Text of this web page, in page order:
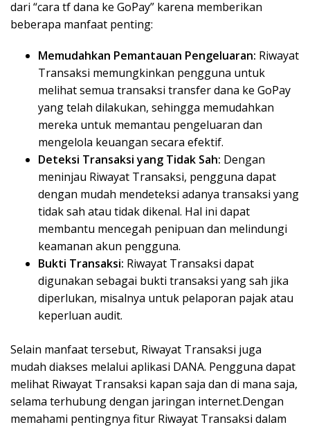
dari “cara tf dana ke GoPay” karena memberikan
beberapa manfaat penting:
Memudahkan Pemantauan Pengeluaran: Riwayat
Transaksi memungkinkan pengguna untuk
melihat semua transaksi transfer dana ke GoPay
yang telah dilakukan, sehingga memudahkan
mereka untuk memantau pengeluaran dan
mengelola keuangan secara efektif.
Deteksi Transaksi yang Tidak Sah: Dengan
meninjau Riwayat Transaksi, pengguna dapat
dengan mudah mendeteksi adanya transaksi yang
tidak sah atau tidak dikenal. Hal ini dapat
membantu mencegah penipuan dan melindungi
keamanan akun pengguna.
Bukti Transaksi: Riwayat Transaksi dapat
digunakan sebagai bukti transaksi yang sah jika
diperlukan, misalnya untuk pelaporan pajak atau
keperluan audit.
Selain manfaat tersebut, Riwayat Transaksi juga
mudah diakses melalui aplikasi DANA. Pengguna dapat
melihat Riwayat Transaksi kapan saja dan di mana saja,
selama terhubung dengan jaringan internet.Dengan
memahami pentingnya fitur Riwayat Transaksi dalam